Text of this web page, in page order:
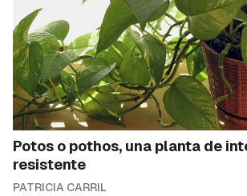
Potos o pothos, una planta de
resistente
PATRICIA CARRIL